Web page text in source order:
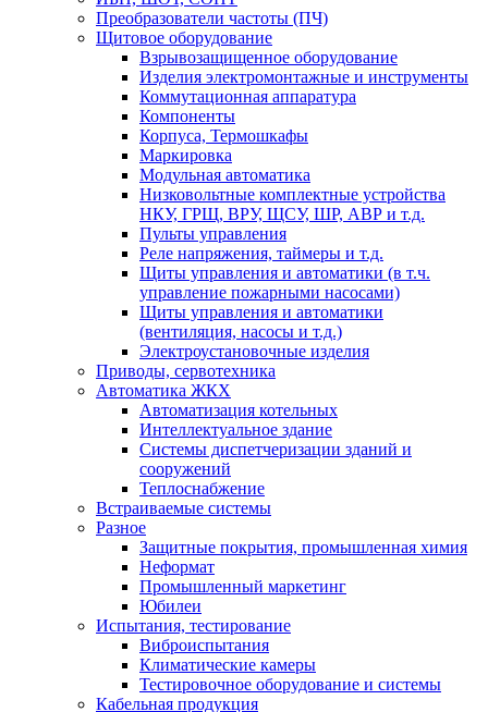
Преобразователи частоты (ПЧ)
Щитовое оборудование
Взрывозащищенное оборудование
Изделия электромонтажные и инструменты
Коммутационная аппаратура
Компоненты
Корпуса, Термошкафы
Маркировка
Модульная автоматика
Низковольтные комплектные устройства
НКУ, ГРЩ, ВРУ, ЩСУ, ШР, АВР и т.д.
Пульты управления
Реле напряжения, таймеры и т.д.
Щиты управления и автоматики (в т.ч.
управление пожарными насосами)
Щиты управления и автоматики
(вентиляция, насосы и т.д.)
Электроустановочные изделия
Приводы, сервотехника
Автоматика ЖКХ
Автоматизация котельных
Интеллектуальное здание
Системы диспетчеризации зданий и
сооружений
Теплоснабжение
Встраиваемые системы
Разное
Защитные покрытия, промышленная химия
Неформат
Промышленный маркетинг
Юбилеи
Испытания, тестирование
Виброиспытания
Климатические камеры
Тестировочное оборудование и системы
Кабельная продукция